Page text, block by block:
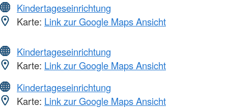
Kindertageseinrichtung
Karte: Link zur Google Maps Ansicht
Kindertageseinrichtung
Karte: Link zur Google Maps Ansicht
Kindertageseinrichtung
Karte: Link zur Google Maps Ansicht